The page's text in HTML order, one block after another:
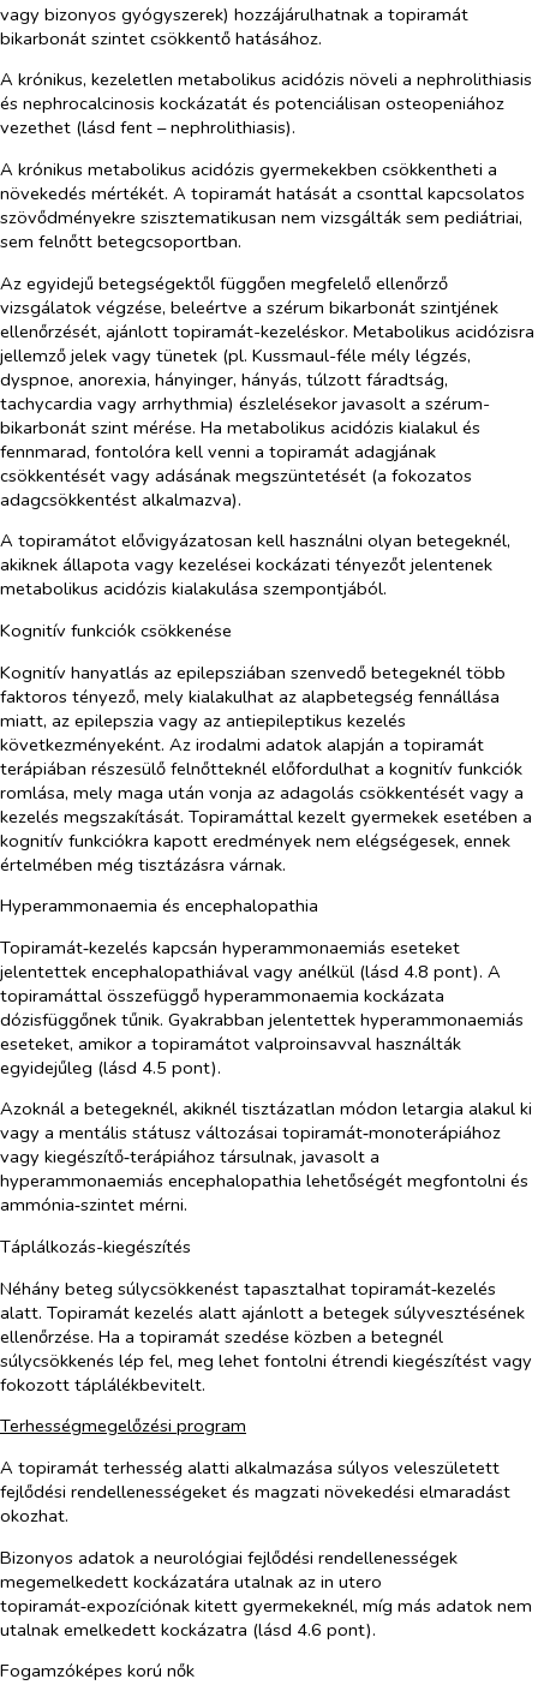
vagy bizonyos gyógyszerek) hozzájárulhatnak a topiramát
bikarbonát szintet csökkentő hatásához.
A krónikus, kezeletlen metabolikus acidózis növeli a nephrolithiasis
és nephrocalcinosis kockázatát és potenciálisan osteopeniához
vezethet (lásd fent – nephrolithiasis).
A krónikus metabolikus acidózis gyermekekben csökkentheti a
növekedés mértékét. A topiramát hatását a csonttal kapcsolatos
szövődményekre szisztematikusan nem vizsgálták sem pediátriai,
sem felnőtt betegcsoportban.
Az egyidejű betegségektől függően megfelelő ellenőrző
vizsgálatok végzése, beleértve a szérum bikarbonát szintjének
ellenőrzését, ajánlott topiramát-kezeléskor. Metabolikus acidózisra
jellemző jelek vagy tünetek (pl. Kussmaul-féle mély légzés,
dyspnoe, anorexia, hányinger, hányás, túlzott fáradtság,
tachycardia vagy arrhythmia) észlelésekor javasolt a szérum-
bikarbonát szint mérése. Ha metabolikus acidózis kialakul és
fennmarad, fontolóra kell venni a topiramát adagjának
csökkentését vagy adásának megszüntetését (a fokozatos
adagcsökkentést alkalmazva).
A topiramátot elővigyázatosan kell használni olyan betegeknél,
akiknek állapota vagy kezelései kockázati tényezőt jelentenek
metabolikus acidózis kialakulása szempontjából.
Kognitív funkciók csökkenése
Kognitív hanyatlás az epilepsziában szenvedő betegeknél több
faktoros tényező, mely kialakulhat az alapbetegség fennállása
miatt, az epilepszia vagy az antiepileptikus kezelés
következményeként. Az irodalmi adatok alapján a topiramát
terápiában részesülő felnőtteknél előfordulhat a kognitív funkciók
romlása, mely maga után vonja az adagolás csökkentését vagy a
kezelés megszakítását. Topiramáttal kezelt gyermekek esetében a
kognitív funkciókra kapott eredmények nem elégségesek, ennek
értelmében még tisztázásra várnak.
Hyperammonaemia és encephalopathia
Topiramát‑kezelés kapcsán hyperammonaemiás eseteket
jelentettek encephalopathiával vagy anélkül (lásd 4.8 pont). A
topiramáttal összefüggő hyperammonaemia kockázata
dózisfüggőnek tűnik. Gyakrabban jelentettek hyperammonaemiás
eseteket, amikor a topiramátot valproinsavval használták
egyidejűleg (lásd 4.5 pont).
Azoknál a betegeknél, akiknél tisztázatlan módon letargia alakul ki
vagy a mentális státusz változásai topiramát‑monoterápiához
vagy kiegészítő‑terápiához társulnak, javasolt a
hyperammonaemiás encephalopathia lehetőségét megfontolni és
ammónia‑szintet mérni.
Táplálkozás-kiegészítés
Néhány beteg súlycsökkenést tapasztalhat topiramát‑kezelés
alatt. Topiramát kezelés alatt ajánlott a betegek súlyvesztésének
ellenőrzése. Ha a topiramát szedése közben a betegnél
súlycsökkenés lép fel, meg lehet fontolni étrendi kiegészítést vagy
fokozott táplálékbevitelt.
Terhességmegelőzési program
A topiramát terhesség alatti alkalmazása súlyos veleszületett
fejlődési rendellenességeket és magzati növekedési elmaradást
okozhat.
Bizonyos adatok a neurológiai fejlődési rendellenességek
megemelkedett kockázatára utalnak az in utero
topiramát‑expozíciónak kitett gyermekeknél, míg más adatok nem
utalnak emelkedett kockázatra (lásd 4.6 pont).
Fogamzóképes korú nők